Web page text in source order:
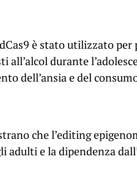
è stato utilizzato
durante
dell’ansia e del
che l’editing
adulti e la dipendenza